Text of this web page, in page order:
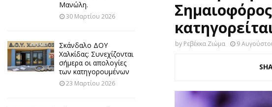
by Ρεβέκκα Ζιώμα 9
Μανώλη.
30 Μαρτίου 2026
Σκάνδαλο ΔΟΥ
Χαλκίδας: Συνεχίζονται
σήμερα οι απολογίες
των κατηγορουμένων
23 Μαρτίου 2026